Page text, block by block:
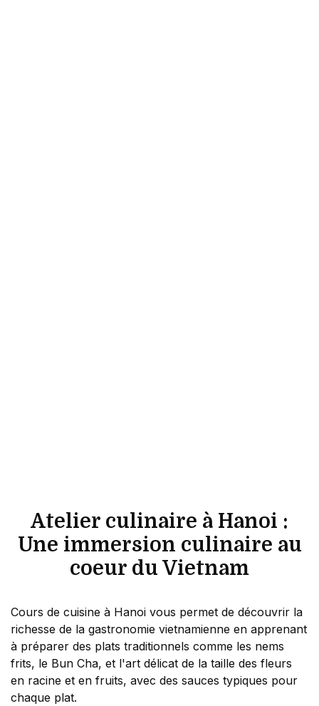
Atelier culinaire à Hanoi :
Une immersion culinaire au
coeur du Vietnam
Cours de cuisine à Hanoi vous permet de découvrir la
richesse de la gastronomie vietnamienne en apprenant
à préparer des plats traditionnels comme les nems
frits, le Bun Cha, et l'art délicat de la taille des fleurs
en racine et en fruits, avec des sauces typiques pour
chaque plat.